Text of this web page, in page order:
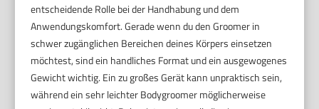
entscheidende Rolle bei der Handhabung und dem
Anwendungskomfort. Gerade wenn du den Groomer in
schwer zugänglichen Bereichen deines Körpers einsetzen
möchtest, sind ein handliches Format und ein ausgewogenes
Gewicht wichtig. Ein zu großes Gerät kann unpraktisch sein,
während ein sehr leichter Bodygroomer möglicherweise